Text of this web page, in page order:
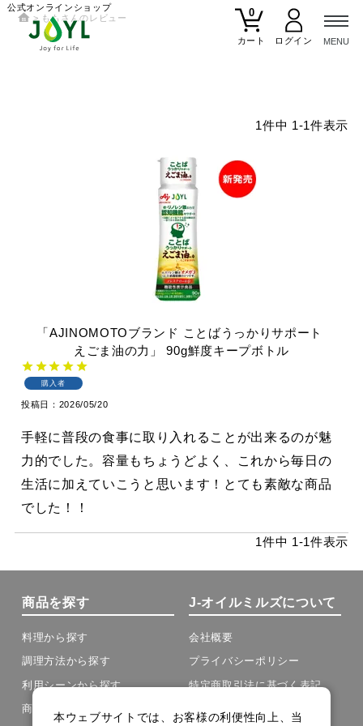
公式オンラインショップ
0
カート
ももさんのレビュー
1件中 1-1件表示
「AJINOMOTOブランド ことばうっかりサポート
えごま油の力」90g鮮度キープボトル
購入者
投稿日 2026/05/20
手軽に普段の食事に取り入れることが出来るのが魅
力的でした。容量もちょうどよく、これから毎日の
生活に加えていこうと思います！とても素敵な商品
でした！！
1件中 1-1件表示
商品を探す
料理から探す
調理方法から探す
利用シーンから探す
商品の種類から探す
J-オイルミルズについて
会社概要
プライバシーポリシー
特定商取引法に基づく表記
本ウェブサイトでは、お客様の利便性向上、当